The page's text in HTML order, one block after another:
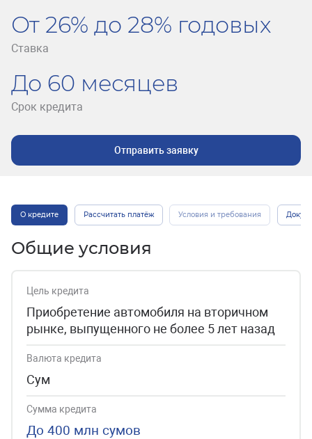
От 26% до 28% годовых
Ставка
До 60 месяцев
Срок кредита
Отправить заявку
О кредите Рассчитать платёж Условия и требования
Общие условия
Цель кредита
Приобретение автомобиля на вторичном
рынке, выпущенного не более 5 лет назад
Валюта кредита
Сум
Сумма кредита
До 400 млн сумов